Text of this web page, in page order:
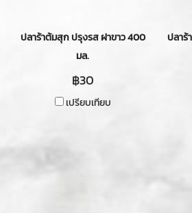
ปลาร้าต้มสุก ปรุงรส ฝาขาว 400
มล.
฿30
เปรียบเทียบ
ปลาร้